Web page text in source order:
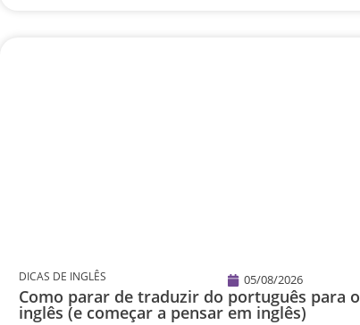
DICAS DE INGLÊS 05/08/2026
Como parar de traduzir do português para o
inglês (e começar a pensar em inglês)